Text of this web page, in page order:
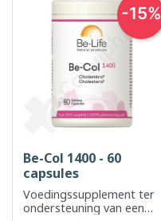
Be-Col 1400 - 60
capsules
Voedingssupplement ter
ondersteuning van een
-15%